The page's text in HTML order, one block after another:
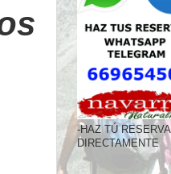
-HAZ TÚ RESERVA
DIRECTAMENTE